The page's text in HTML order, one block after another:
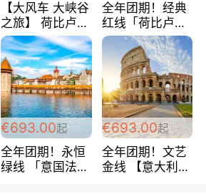
【大风车 大峡谷
之旅】 荷比卢德
法 巴黎上下 经
典五国四日游
488欧/人
全年团期！经典
红线「荷比卢德
法」七天循环 五
国 仅售99欧/人/
天！巴黎上下！
包拼房~
€693.00起
全年团期！永恒
绿线 「意国法
€693.00起
全年团期！文艺
金线 【意大利一